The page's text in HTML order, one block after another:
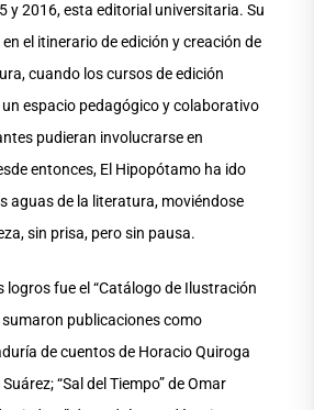
y 2016, esta editorial universitaria. Su
el itinerario de edición y creación de
cuando los cursos de edición
espacio pedagógico y colaborativo
pudieran involucrarse en
entonces, El Hipopótamo ha ido
aguas de la literatura, moviéndose
sin prisa, pero sin pausa.
logros fue el “Catálogo de Ilustración
sumaron publicaciones como
de cuentos de Horacio Quiroga
“Sal del Tiempo” de Omar